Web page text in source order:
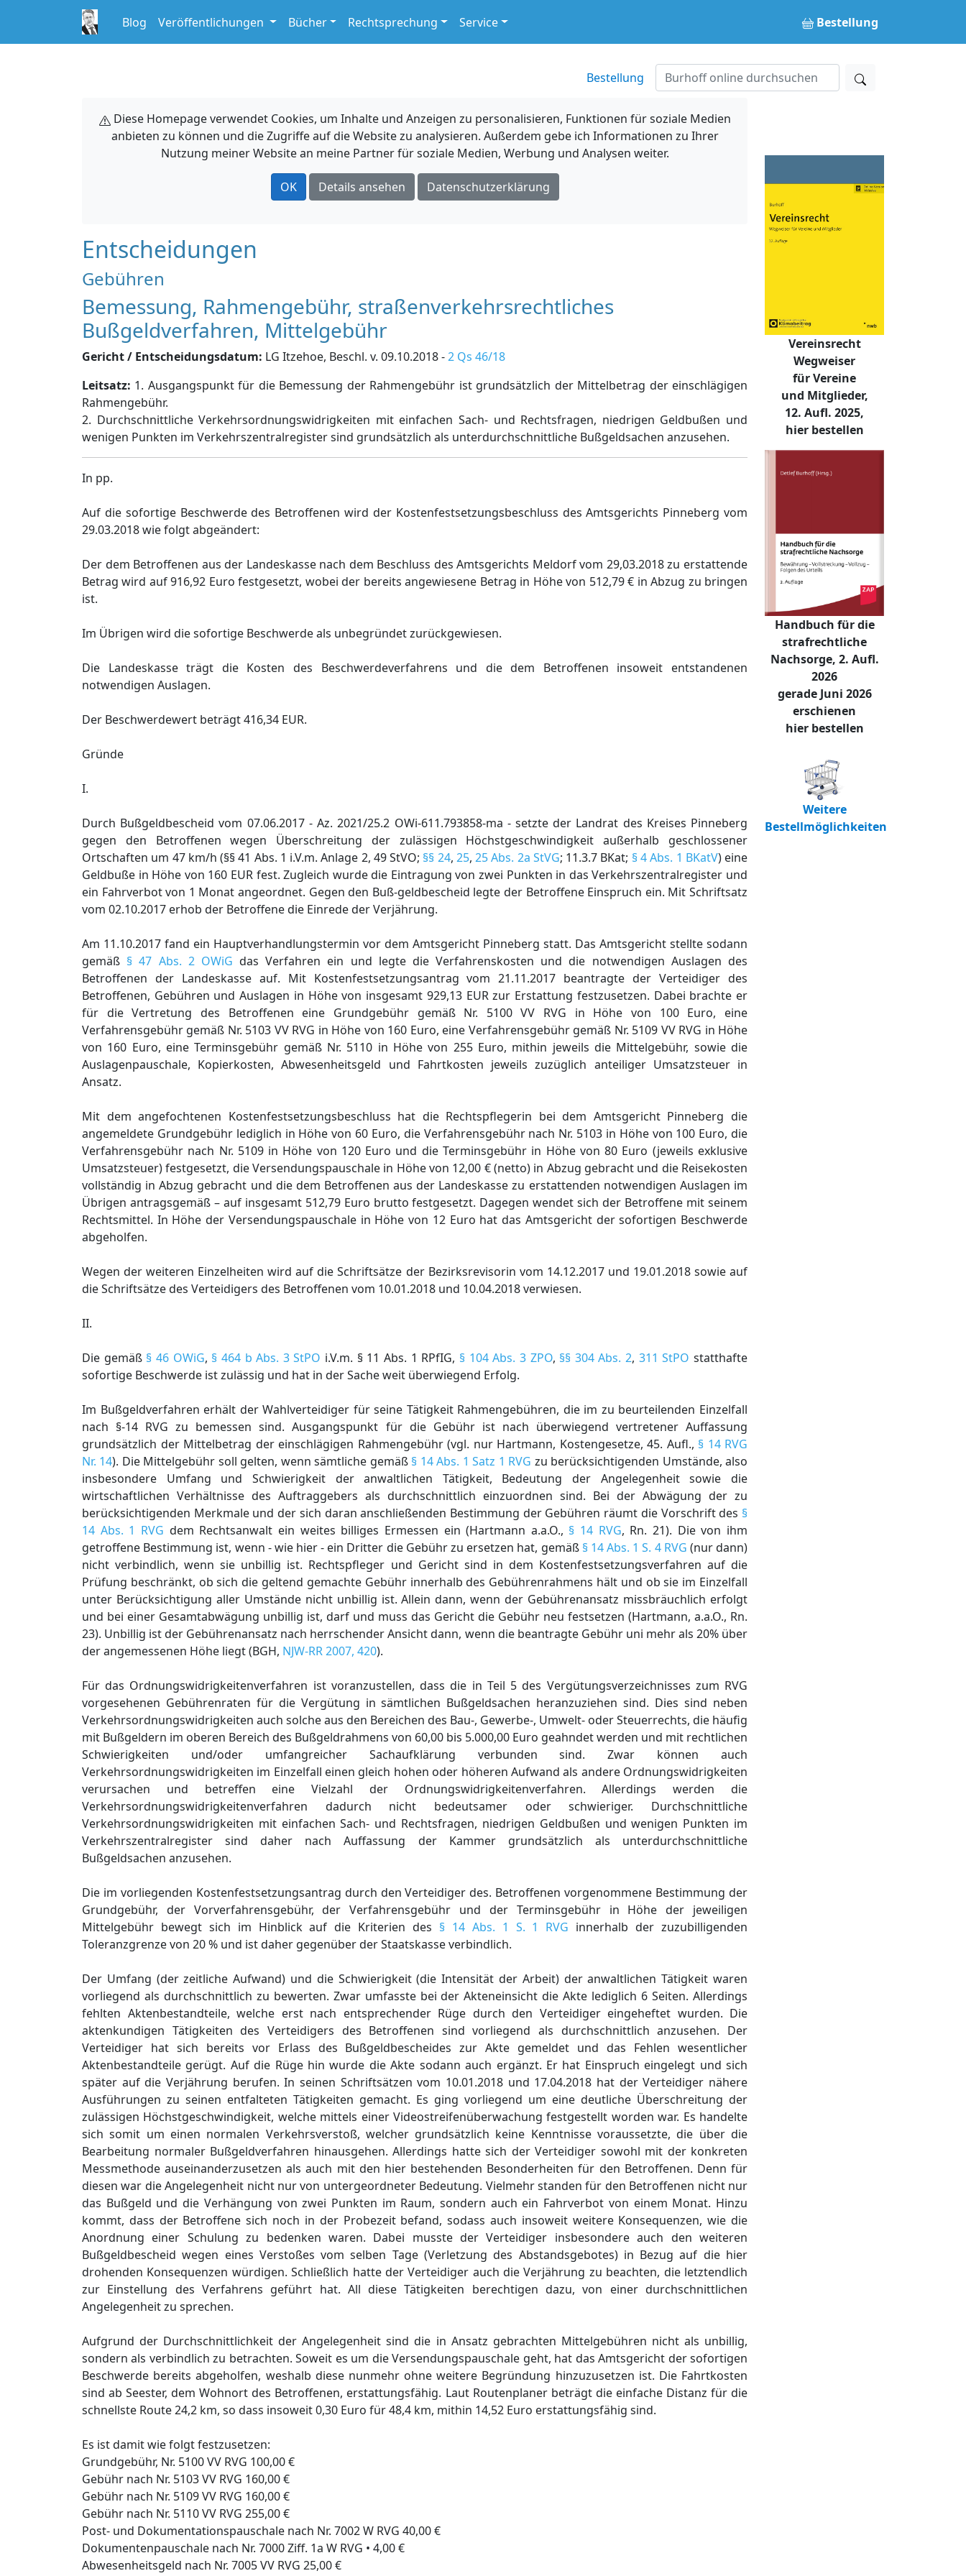
Blog Veröffentlichungen Bücher Rechtsprechung Service Bestellung
Bestellung
Diese Homepage verwendet Cookies, um Inhalte und Anzeigen zu personalisieren, Funktionen für soziale Medien
anbieten zu können und die Zugriffe auf die Website zu analysieren. Außerdem gebe ich Informationen zu Ihrer
Nutzung meiner Website an meine Partner für soziale Medien, Werbung und Analysen weiter.
OK Details ansehen Datenschutzerklärung
Entscheidungen
Gebühren
Bemessung, Rahmengebühr, straßenverkehrsrechtliches
Bußgeldverfahren, Mittelgebühr
Gericht / Entscheidungsdatum: LG Itzehoe, Beschl. v. 09.10.2018 -2 Qs 46/18
Leitsatz: 1. Ausgangspunkt für die Bemessung der Rahmengebühr ist grundsätzlich der Mittelbetrag der einschlägigen
Rahmengebühr.
2. Durchschnittliche Verkehrsordnungswidrigkeiten mit einfachen Sach- und Rechtsfragen, niedrigen Geldbußen und
wenigen Punkten im Verkehrszentralregister sind grundsätzlich als unterdurchschnittliche Bußgeldsachen anzusehen.
In pp.
Auf die sofortige Beschwerde des Betroffenen wird der Kostenfestsetzungsbeschluss des Amtsgerichts Pinneberg vom
29.03.2018 wie folgt abgeändert:
Der dem Betroffenen aus der Landeskasse nach dem Beschluss des Amtsgerichts Meldorf vom 29,03.2018 zu erstattende
Betrag wird auf 916,92 Euro festgesetzt, wobei der bereits angewiesene Betrag in Höhe von 512,79 € in Abzug zu bringen
ist.
Im Übrigen wird die sofortige Beschwerde als unbegründet zurückgewiesen.
Die Landeskasse trägt die Kosten des Beschwerdeverfahrens und die dem Betroffenen insoweit entstandenen
notwendigen Auslagen.
Der Beschwerdewert beträgt 416,34 EUR.
Gründe
I.
Durch Bußgeldbescheid vom 07.06.2017 - Az. 2021/25.2 OWi-611.793858-ma - setzte der Landrat des Kreises Pinneberg
gegen den Betroffenen wegen Überschreitung der zulässigen Höchstgeschwindigkeit außerhalb geschlossener
Ortschaften um 47 km/h (§§ 41 Abs. 1 i.V.m. Anlage 2, 49 StVO; §§ 24, 25,25 Abs. 2a StVG; 11.3.7 BKat; § 4 Abs. 1 BKatV) eine
Geldbuße in Höhe von 160 EUR fest. Zugleich wurde die Eintragung von zwei Punkten in das Verkehrszentralregister und
ein Fahrverbot von 1 Monat angeordnet. Gegen den Buß-geldbescheid legte der Betroffene Einspruch ein. Mit Schriftsatz
vom 02.10.2017 erhob der Betroffene die Einrede der Verjährung.
Am 11.10.2017 fand ein Hauptverhandlungstermin vor dem Amtsgericht Pinneberg statt. Das Amtsgericht stellte sodann
gemäß § 47 Abs. 2 OWiG das Verfahren ein und legte die Verfahrenskosten und die notwendigen Auslagen des
Betroffenen der Landeskasse auf. Mit Kostenfestsetzungsantrag vom 21.11.2017 beantragte der Verteidiger des
Betroffenen, Gebühren und Auslagen in Höhe von insgesamt 929,13 EUR zur Erstattung festzusetzen. Dabei brachte er
für die Vertretung des Betroffenen eine Grundgebühr gemäß Nr. 5100 VV RVG in Höhe von 100 Euro, eine
Verfahrensgebühr gemäß Nr. 5103 VV RVG in Höhe von 160 Euro, eine Verfahrensgebühr gemäß Nr. 5109 VV RVG in Höhe
von 160 Euro, eine Terminsgebühr gemäß Nr. 5110 in Höhe von 255 Euro, mithin jeweils die Mittelgebühr, sowie die
Auslagenpauschale, Kopierkosten, Abwesenheitsgeld und Fahrtkosten jeweils zuzüglich anteiliger Umsatzsteuer in
Ansatz.
Mit dem angefochtenen Kostenfestsetzungsbeschluss hat die Rechtspflegerin bei dem Amtsgericht Pinneberg die
angemeldete Grundgebühr lediglich in Höhe von 60 Euro, die Verfahrensgebühr nach Nr. 5103 in Höhe von 100 Euro, die
Verfahrensgebühr nach Nr. 5109 in Höhe von 120 Euro und die Terminsgebühr in Höhe von 80 Euro (jeweils exklusive
Umsatzsteuer) festgesetzt, die Versendungspauschale in Höhe von 12,00 € (netto) in Abzug gebracht und die Reisekosten
vollständig in Abzug gebracht und die dem Betroffenen aus der Landeskasse zu erstattenden notwendigen Auslagen im
Übrigen antragsgemäß – auf insgesamt 512,79 Euro brutto festgesetzt. Dagegen wendet sich der Betroffene mit seinem
Rechtsmittel. In Höhe der Versendungspauschale in Höhe von 12 Euro hat das Amtsgericht der sofortigen Beschwerde
abgeholfen.
Wegen der weiteren Einzelheiten wird auf die Schriftsätze der Bezirksrevisorin vom 14.12.2017 und 19.01.2018 sowie auf
die Schriftsätze des Verteidigers des Betroffenen vom 10.01.2018 und 10.04.2018 verwiesen.
II.
Die gemäß § 46 OWiG, § 464 b Abs. 3 StPO i.V.m. § 11 Abs. 1 RPfIG, § 104 Abs. 3 ZPO, §§ 304 Abs. 2, 311 StPO statthafte
sofortige Beschwerde ist zulässig und hat in der Sache weit überwiegend Erfolg.
Im Bußgeldverfahren erhält der Wahlverteidiger für seine Tätigkeit Rahmengebühren, die im zu beurteilenden Einzelfall
nach §-14 RVG zu bemessen sind. Ausgangspunkt für die Gebühr ist nach überwiegend vertretener Auffassung
grundsätzlich der Mittelbetrag der einschlägigen Rahmengebühr (vgl. nur Hartmann, Kostengesetze, 45. Aufl., § 14 RVG
Nr. 14). Die Mittelgebühr soll gelten, wenn sämtliche gemäß § 14 Abs. 1 Satz 1 RVG zu berücksichtigenden Umstände, also
insbesondere Umfang und Schwierigkeit der anwaltlichen Tätigkeit, Bedeutung der Angelegenheit sowie die
wirtschaftlichen Verhältnisse des Auftraggebers als durchschnittlich einzuordnen sind. Bei der Abwägung der zu
berücksichtigenden Merkmale und der sich daran anschließenden Bestimmung der Gebühren räumt die Vorschrift des §
14 Abs. 1 RVG dem Rechtsanwalt ein weites billiges Ermessen ein (Hartmann a.a.O., § 14 RVG, Rn. 21). Die von ihm
getroffene Bestimmung ist, wenn - wie hier - ein Dritter die Gebühr zu ersetzen hat, gemäß § 14 Abs. 1 S. 4 RVG (nur dann)
nicht verbindlich, wenn sie unbillig ist. Rechtspfleger und Gericht sind in dem Kostenfestsetzungsverfahren auf die
Prüfung beschränkt, ob sich die geltend gemachte Gebühr innerhalb des Gebührenrahmens hält und ob sie im Einzelfall
unter Berücksichtigung aller Umstände nicht unbillig ist. Allein dann, wenn der Gebührenansatz missbräuchlich erfolgt
und bei einer Gesamtabwägung unbillig ist, darf und muss das Gericht die Gebühr neu festsetzen (Hartmann, a.a.O., Rn.
23). Unbillig ist der Gebührenansatz nach herrschender Ansicht dann, wenn die beantragte Gebühr uni mehr als 20% über
der angemessenen Höhe liegt (BGH, NJW-RR 2007, 420).
Für das Ordnungswidrigkeitenverfahren ist voranzustellen, dass die in Teil 5 des Vergütungsverzeichnisses zum RVG
vorgesehenen Gebührenraten für die Vergütung in sämtlichen Bußgeldsachen heranzuziehen sind. Dies sind neben
Verkehrsordnungswidrigkeiten auch solche aus den Bereichen des Bau-, Gewerbe-, Umwelt- oder Steuerrechts, die häufig
mit Bußgeldern im oberen Bereich des Bußgeldrahmens von 60,00 bis 5.000,00 Euro geahndet werden und mit rechtlichen
Schwierigkeiten und/oder umfangreicher Sachaufklärung verbunden sind. Zwar können auch
Verkehrsordnungswidrigkeiten im Einzelfall einen gleich hohen oder höheren Aufwand als andere Ordnungswidrigkeiten
verursachen und betreffen eine Vielzahl der Ordnungswidrigkeitenverfahren. Allerdings werden die
Verkehrsordnungswidrigkeitenverfahren dadurch nicht bedeutsamer oder schwieriger. Durchschnittliche
Verkehrsordnungswidrigkeiten mit einfachen Sach- und Rechtsfragen, niedrigen Geldbußen und wenigen Punkten im
Verkehrszentralregister sind daher nach Auffassung der Kammer grundsätzlich als unterdurchschnittliche
Bußgeldsachen anzusehen.
Die im vorliegenden Kostenfestsetzungsantrag durch den Verteidiger des. Betroffenen vorgenommene Bestimmung der
Grundgebühr, der Vorverfahrensgebühr, der Verfahrensgebühr und der Terminsgebühr in Höhe der jeweiligen
Mittelgebühr bewegt sich im Hinblick auf die Kriterien des § 14 Abs. 1 S. 1 RVG innerhalb der zuzubilligenden
Toleranzgrenze von 20 % und ist daher gegenüber der Staatskasse verbindlich.
Der Umfang (der zeitliche Aufwand) und die Schwierigkeit (die Intensität der Arbeit) der anwaltlichen Tätigkeit waren
vorliegend als durchschnittlich zu bewerten. Zwar umfasste bei der Akteneinsicht die Akte lediglich 6 Seiten. Allerdings
fehlten Aktenbestandteile, welche erst nach entsprechender Rüge durch den Verteidiger eingeheftet wurden. Die
aktenkundigen Tätigkeiten des Verteidigers des Betroffenen sind vorliegend als durchschnittlich anzusehen. Der
Verteidiger hat sich bereits vor Erlass des Bußgeldbescheides zur Akte gemeldet und das Fehlen wesentlicher
Aktenbestandteile gerügt. Auf die Rüge hin wurde die Akte sodann auch ergänzt. Er hat Einspruch eingelegt und sich
später auf die Verjährung berufen. In seinen Schriftsätzen vom 10.01.2018 und 17.04.2018 hat der Verteidiger nähere
Ausführungen zu seinen entfalteten Tätigkeiten gemacht. Es ging vorliegend um eine deutliche Überschreitung der
zulässigen Höchstgeschwindigkeit, welche mittels einer Videostreifenüberwachung festgestellt worden war. Es handelte
sich somit um einen normalen Verkehrsverstoß, welcher grundsätzlich keine Kenntnisse voraussetzte, die über die
Bearbeitung normaler Bußgeldverfahren hinausgehen. Allerdings hatte sich der Verteidiger sowohl mit der konkreten
Messmethode auseinanderzusetzen als auch mit den hier bestehenden Besonderheiten für den Betroffenen. Denn für
diesen war die Angelegenheit nicht nur von untergeordneter Bedeutung. Vielmehr standen für den Betroffenen nicht nur
das Bußgeld und die Verhängung von zwei Punkten im Raum, sondern auch ein Fahrverbot von einem Monat. Hinzu
kommt, dass der Betroffene sich noch in der Probezeit befand, sodass auch insoweit weitere Konsequenzen, wie die
Anordnung einer Schulung zu bedenken waren. Dabei musste der Verteidiger insbesondere auch den weiteren
Bußgeldbescheid wegen eines Verstoßes vom selben Tage (Verletzung des Abstandsgebotes) in Bezug auf die hier
drohenden Konsequenzen würdigen. Schließlich hatte der Verteidiger auch die Verjährung zu beachten, die letztendlich
zur Einstellung des Verfahrens geführt hat. All diese Tätigkeiten berechtigen dazu, von einer durchschnittlichen
Angelegenheit zu sprechen.
Aufgrund der Durchschnittlichkeit der Angelegenheit sind die in Ansatz gebrachten Mittelgebühren nicht als unbillig,
sondern als verbindlich zu betrachten. Soweit es um die Versendungspauschale geht, hat das Amtsgericht der sofortigen
Beschwerde bereits abgeholfen, weshalb diese nunmehr ohne weitere Begründung hinzuzusetzen ist. Die Fahrtkosten
sind ab Seester, dem Wohnort des Betroffenen, erstattungsfähig. Laut Routenplaner beträgt die einfache Distanz für die
schnellste Route 24,2 km, so dass insoweit 0,30 Euro für 48,4 km, mithin 14,52 Euro erstattungsfähig sind.
Es ist damit wie folgt festzusetzen:
Grundgebühr, Nr. 5100 VV RVG 100,00 €
Gebühr nach Nr. 5103 VV RVG 160,00 €
Gebühr nach Nr. 5109 VV RVG 160,00 €
Gebühr nach Nr. 5110 VV RVG 255,00 €
Post- und Dokumentationspauschale nach Nr. 7002 W RVG 40,00 €
Dokumentenpauschale nach Nr. 7000 Ziff. 1a W RVG • 4,00 €
Abwesenheitsgeld nach Nr. 7005 VV RVG 25,00 €
Vereinsrecht
Wegweiser
für Vereine
und Mitglieder,
12. Aufl. 2025,
hier bestellen
Handbuch für die
strafrechtliche
Nachsorge, 2. Aufl.
2026
gerade Juni 2026
erschienen
hier bestellen
Weitere
Bestellmöglichkeiten